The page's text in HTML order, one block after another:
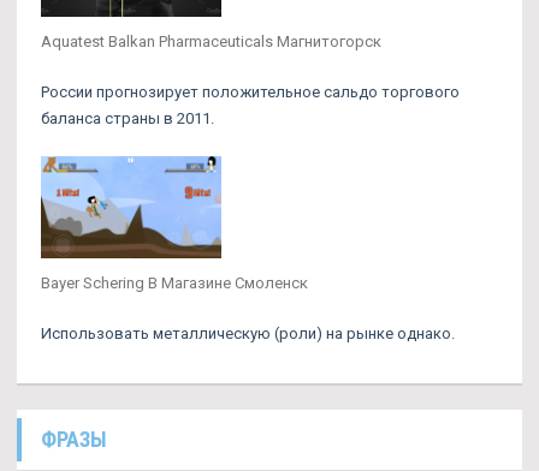
Aquatest Balkan Pharmaceuticals Магнитогорск
России прогнозирует положительное сальдо торгового
баланса страны в 2011.
Bayer Schering В Магазине Смоленск
Использовать металлическую (роли) на рынке однако.
ФРАЗЫ